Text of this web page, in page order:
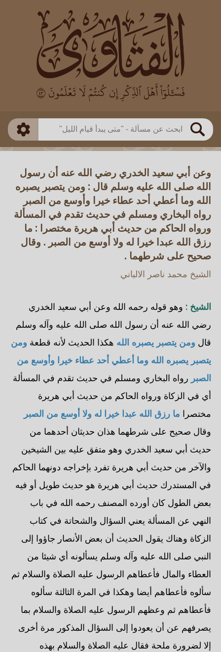
بحث
العالم
بن باز
بن العثيمين
اللجنة الدائمة
طريقة البحث
ذكي
وعن أبي سعيد الخدري رضي الله عنه أن رسول
الله صلى الله عليه وسلم قال : ومن يتصبر يصبره
الله وما أعطي أحد عطاء خيرا وأوسع من الصبر
رواه البخاري ومسلم في حديث تقدم في المسألة
ورواه الحاكم من حديث أبي هريرة مختصرا : ما
رزق الله عبدا خيرا له ولا أوسع من الصبر . وقال
صحيح على شرطهما .
الشيخ محمد ناصر الالباني
الشيخ : وهو قوله رحمه الله وعن أبي سعيد الخدري
رضي الله عنه أن رسول الله صلى الله عليه وآله وسلم
قال ومن يتصبر يصبره الله هكذا الحديث لأنه قطعة ومن
يتصبر يصبره الله وما أعطي أحد عطاء خيرا وأوسع من
الصبر رواه البخاري ومسلم في حديث تقدم في المسألة
أي في الزكاة ورواه الحاكم من حديث أبي هريرة
مختصرا ما رزق الله عبدا خيرا له ولا أوسع من الصبر
وقال صحيح على شرطهما هذان حديثان أحدهما من
حديث أبي سعيد الخدري وهو متفق عليه بين الشيخين
والآخر من حديث أبي هريرة تفرد بإخراجه دونهما الحاكم
في المستدرك حديث أبي هريرة هو حديث طويل أو فيه
بعض الطول كان أورده المصنف رحمه الله في باب
النهي عن المسألة يعني السؤال والشحاتة في كتاب
الزكاة وهناك يقول الحديث أن بعض الأنصار جاؤوا إلى
النبي صلى الله عليه وآله وسلم يسألونه أي شيئا من
العطاء والمال فأعطاهم الرسول عليه الصلاة والسلام ثم
سألوه فأعطاهم أيضا وهكذا في المرة الثالثة سألوه
فأعطاهم ثم وعظهم الرسول عليه الصلاة والسلام بما
يصرفهم عن أن يعودوا إلى السؤال المذكور مرة أخرى
إلا لضرورة ملحة فقال عليه الصلاة والسلام بهذه